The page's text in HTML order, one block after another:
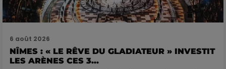
6 août 2026
NÎMES : « LE RÊVE DU GLADIATEUR » INVESTIT
LES ARÈNES CES 3...